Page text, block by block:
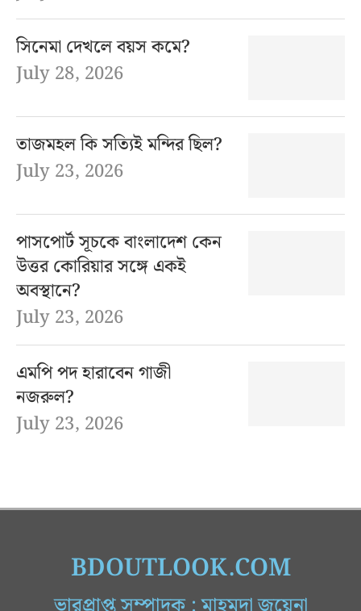
সিনেমা দেখলে বয়স কমে?
July 28, 2026
তাজমহল কি সত্যিই মন্দির ছিল?
July 23, 2026
পাসপোর্ট সূচকে বাংলাদেশ কেন
উত্তর কোরিয়ার সঙ্গে একই
অবস্থানে?
July 23, 2026
এমপি পদ হারাবেন গাজী
নজরুল?
July 23, 2026
BDOUTLOOK.COM